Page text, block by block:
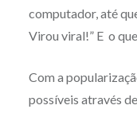
computador, até
Virou viral!” E o
Com a
possíveis através